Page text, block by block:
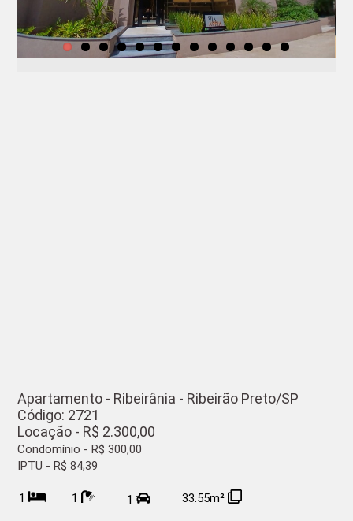
Apartamento - Ribeirânia - Ribeirão Preto/SP
Código: 2721
Locação - R$ 2.300,00
Condomínio - R$ 300,00
IPTU - R$ 84,39
1 1 1 33.55m²